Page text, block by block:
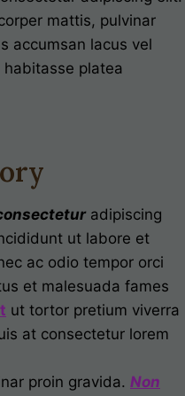
mattis, pulvinar
accumsan lacus vel
platea
adipiscing
ut labore et
ac odio tempor orci
et malesuada fames
ut tortor pretium viverra
at consectetur lorem
proin gravida. Non